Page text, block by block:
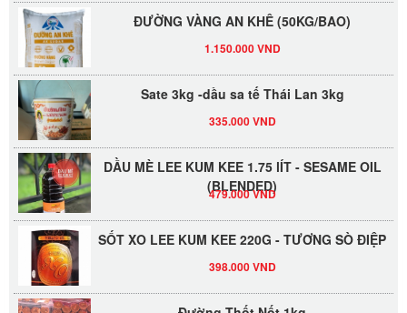
ĐƯỜNG VÀNG AN KHÊ (50KG/BAO)
Sate 3kg -dầu sa tế Thái Lan 3kg
DẦU MÈ LEE KUM KEE 1.75 lÍT - SESAME OIL
(BLENDED)
479.000 VND
SỐT XO LEE KUM KEE 220G - TƯƠNG SÒ ĐIỆP
Đường Thốt Nốt 1kg